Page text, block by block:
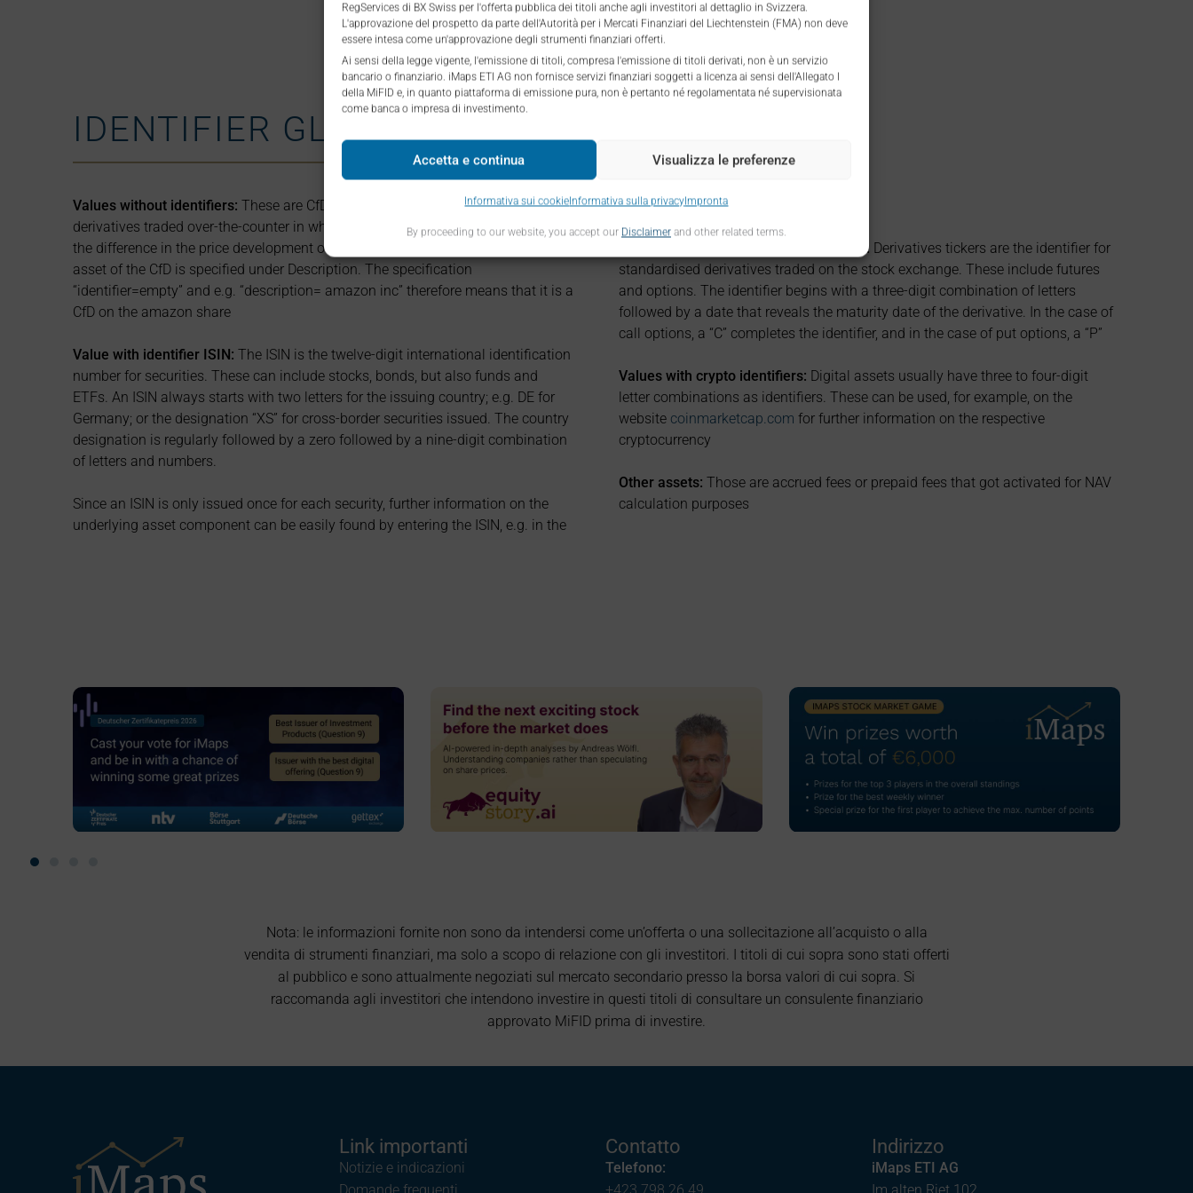
RegServices di BX Swiss per l'offerta pubblica dei titoli anche agli investitori al dettaglio in Svizzera.
L'approvazione del prospetto da parte dell'Autorità per i Mercati Finanziari del Liechtenstein (FMA) non deve
essere intesa come un'approvazione degli strumenti finanziari offerti.
Ai sensi della legge vigente, l'emissione di titoli, compresa l'emissione di titoli derivati, non è un servizio
bancario o finanziario. iMaps ETI AG non fornisce servizi finanziari soggetti a licenza ai sensi dell'Allegato I
della MiFID e, in quanto piattaforma di emissione pura, non è pertanto né regolamentata né supervisionata
come banca o impresa di investimento.
Accetta e continua Visualizza le preferenze
Informativa sui cookieInformativa sulla privacyImpronta
By proceeding to our website, you accept our Disclaimerand other related terms.
IDENTIFIER GLOSSARY
Values without identifiers: These are CfDs – Contract for Differences. CfDs are
derivatives traded over-the-counter in which two parties enter into a contract for
the difference in the price development of an underlying asset. The underlying
asset of the CfD is specified under Description. The specification
“identifier=empty” and e.g. “description= amazon inc” therefore means that it is a
CfD on the amazon share
Value with identifier ISIN: The ISIN is the twelve-digit international identification
number for securities. These can include stocks, bonds, but also funds and
ETFs. An ISIN always starts with two letters for the issuing country; e.g. DE for
Germany; or the designation “XS” for cross-border securities issued. The country
designation is regularly followed by a zero followed by a nine-digit combination
of letters and numbers.
Since an ISIN is only issued once for each security, further information on the
underlying asset component can be easily found by entering the ISIN, e.g. in the
google or bing search mask.
Values with identifier Derivatives ticker: Derivatives tickers are the identifier for
standardised derivatives traded on the stock exchange. These include futures
and options. The identifier begins with a three-digit combination of letters
followed by a date that reveals the maturity date of the derivative. In the case of
call options, a “C” completes the identifier, and in the case of put options, a “P”
Values with crypto identifiers: Digital assets usually have three to four-digit
letter combinations as identifiers. These can be used, for example, on the
website coinmarketcap.com for further information on the respective
cryptocurrency
Other assets: Those are accrued fees or prepaid fees that got activated for NAV
calculation purposes
Nota: le informazioni fornite non sono da intendersi come un’offerta o una sollecitazione all’acquisto o alla
vendita di strumenti finanziari, ma solo a scopo di relazione con gli investitori. I titoli di cui sopra sono stati offerti
al pubblico e sono attualmente negoziati sul mercato secondario presso la borsa valori di cui sopra. Si
raccomanda agli investitori che intendono investire in questi titoli di consultare un consulente finanziario
approvato MiFID prima di investire.
Link importanti
Notizie e indicazioni
Contatto
Telefono:
Indirizzo
iMaps ETI AG